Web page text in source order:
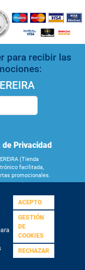
para recibir las
Privacidad
(Tienda
facilitada,
promocionales.
momento por
sus datos y
Política de
ACEPTO
GESTIÓN
DE
COOKIES
RECHAZAR